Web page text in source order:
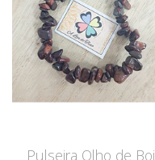
Pulseira Olho de Boi